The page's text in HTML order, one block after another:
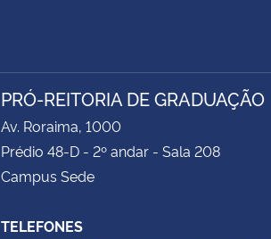
PRÓ-REITORIA DE GRADUAÇÃO
Av. Roraima, 1000
Prédio 48-D - 2º andar - Sala 208
Campus Sede
TELEFONES